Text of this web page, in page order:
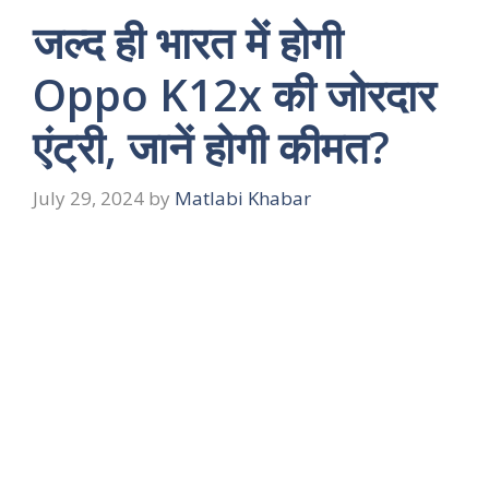
जल्द ही भारत में होगी
Oppo K12x की जोरदार
एंट्री, जानें होगी कीमत?
July 29, 2024 by Matlabi Khabar